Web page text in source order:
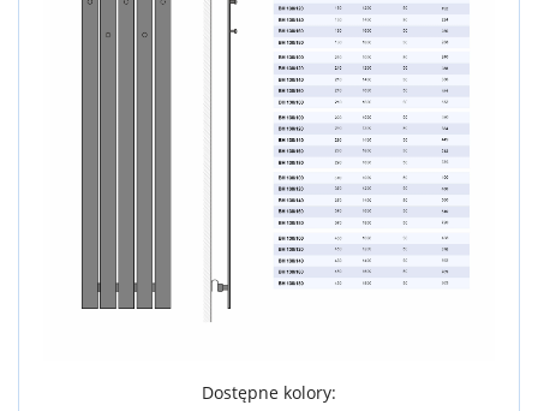
Dostępne kolory: